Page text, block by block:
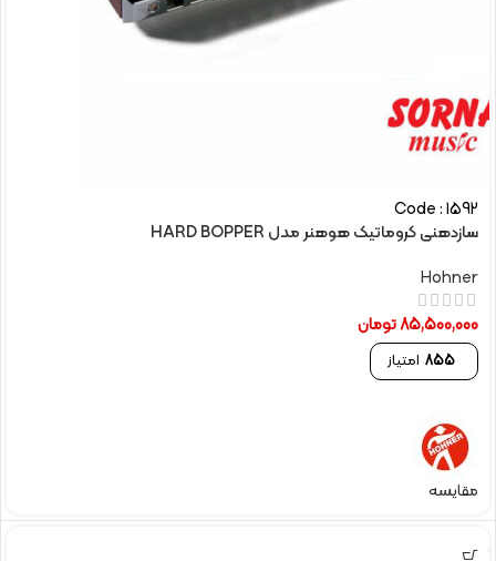
Code : 1592
سازدهنی کروماتیک هوهنر مدل HARD BOPPER
Hohner
85,500,000تومان
855 امتیاز
مقایسه